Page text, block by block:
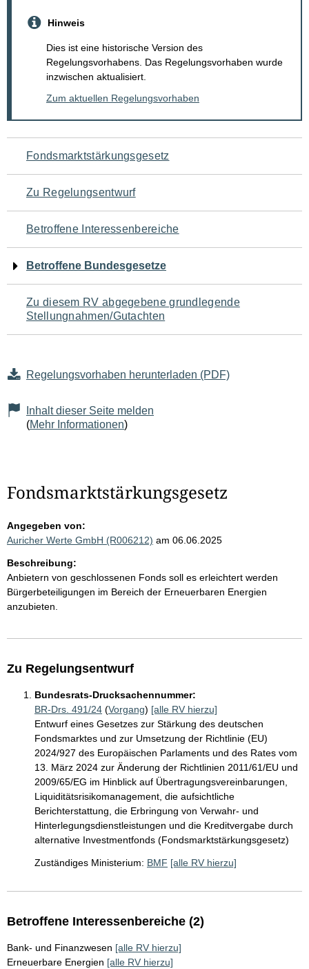
Hinweis
Dies ist eine historische Version des
Regelungsvorhabens. Das Regelungsvorhaben wurde
inzwischen aktualisiert.
Zum aktuellen Regelungsvorhaben
Navigation
für
den
Seiteninhalt
Fondsmarktstärkungsgesetz
Zu Regelungsentwurf
Betroffene Interessenbereiche
Betroffene Bundesgesetze
Zu diesem RV abgegebene grundlegende
Stellungnahmen/Gutachten
Regelungsvorhaben herunterladen (PDF)
Inhalt dieser Seite melden
(Mehr Informationen)
Fondsmarktstärkungsgesetz
Angegeben von:
Auricher Werte GmbH (R006212) am 06.06.2025
Beschreibung:
Anbietern von geschlossenen Fonds soll es erleichtert werden
Bürgerbeteiligungen im Bereich der Erneuerbaren Energien
anzubieten.
Zu Regelungsentwurf
Bundesrats-Drucksachennummer:
BR-Drs. 491/24 (Vorgang) [alle RV hierzu]
Entwurf eines Gesetzes zur Stärkung des deutschen
Fondsmarktes und zur Umsetzung der Richtlinie (EU)
2024/927 des Europäischen Parlaments und des Rates vom
13. März 2024 zur Änderung der Richtlinien 2011/61/EU und
2009/65/EG im Hinblick auf Übertragungsvereinbarungen,
Liquiditätsrisikomanagement, die aufsichtliche
Berichterstattung, die Erbringung von Verwahr- und
Hinterlegungsdienstleistungen und die Kreditvergabe durch
alternative Investmentfonds (Fondsmarktstärkungsgesetz)
Zuständiges Ministerium: BMF [alle RV hierzu]
Betroffene Interessenbereiche (2)
Bank- und Finanzwesen [alle RV hierzu]
Erneuerbare Energien [alle RV hierzu]